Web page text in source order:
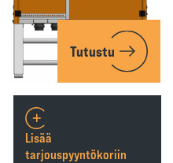
Tutustu
Lisää
tarjouspyyntökoriin